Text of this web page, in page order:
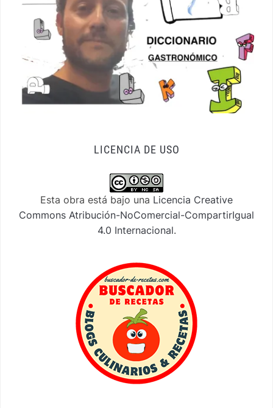
LICENCIA DE USO
Esta obra está bajo una Licencia Creative
Commons Atribución-NoComercial-CompartirIgual
4.0 Internacional.